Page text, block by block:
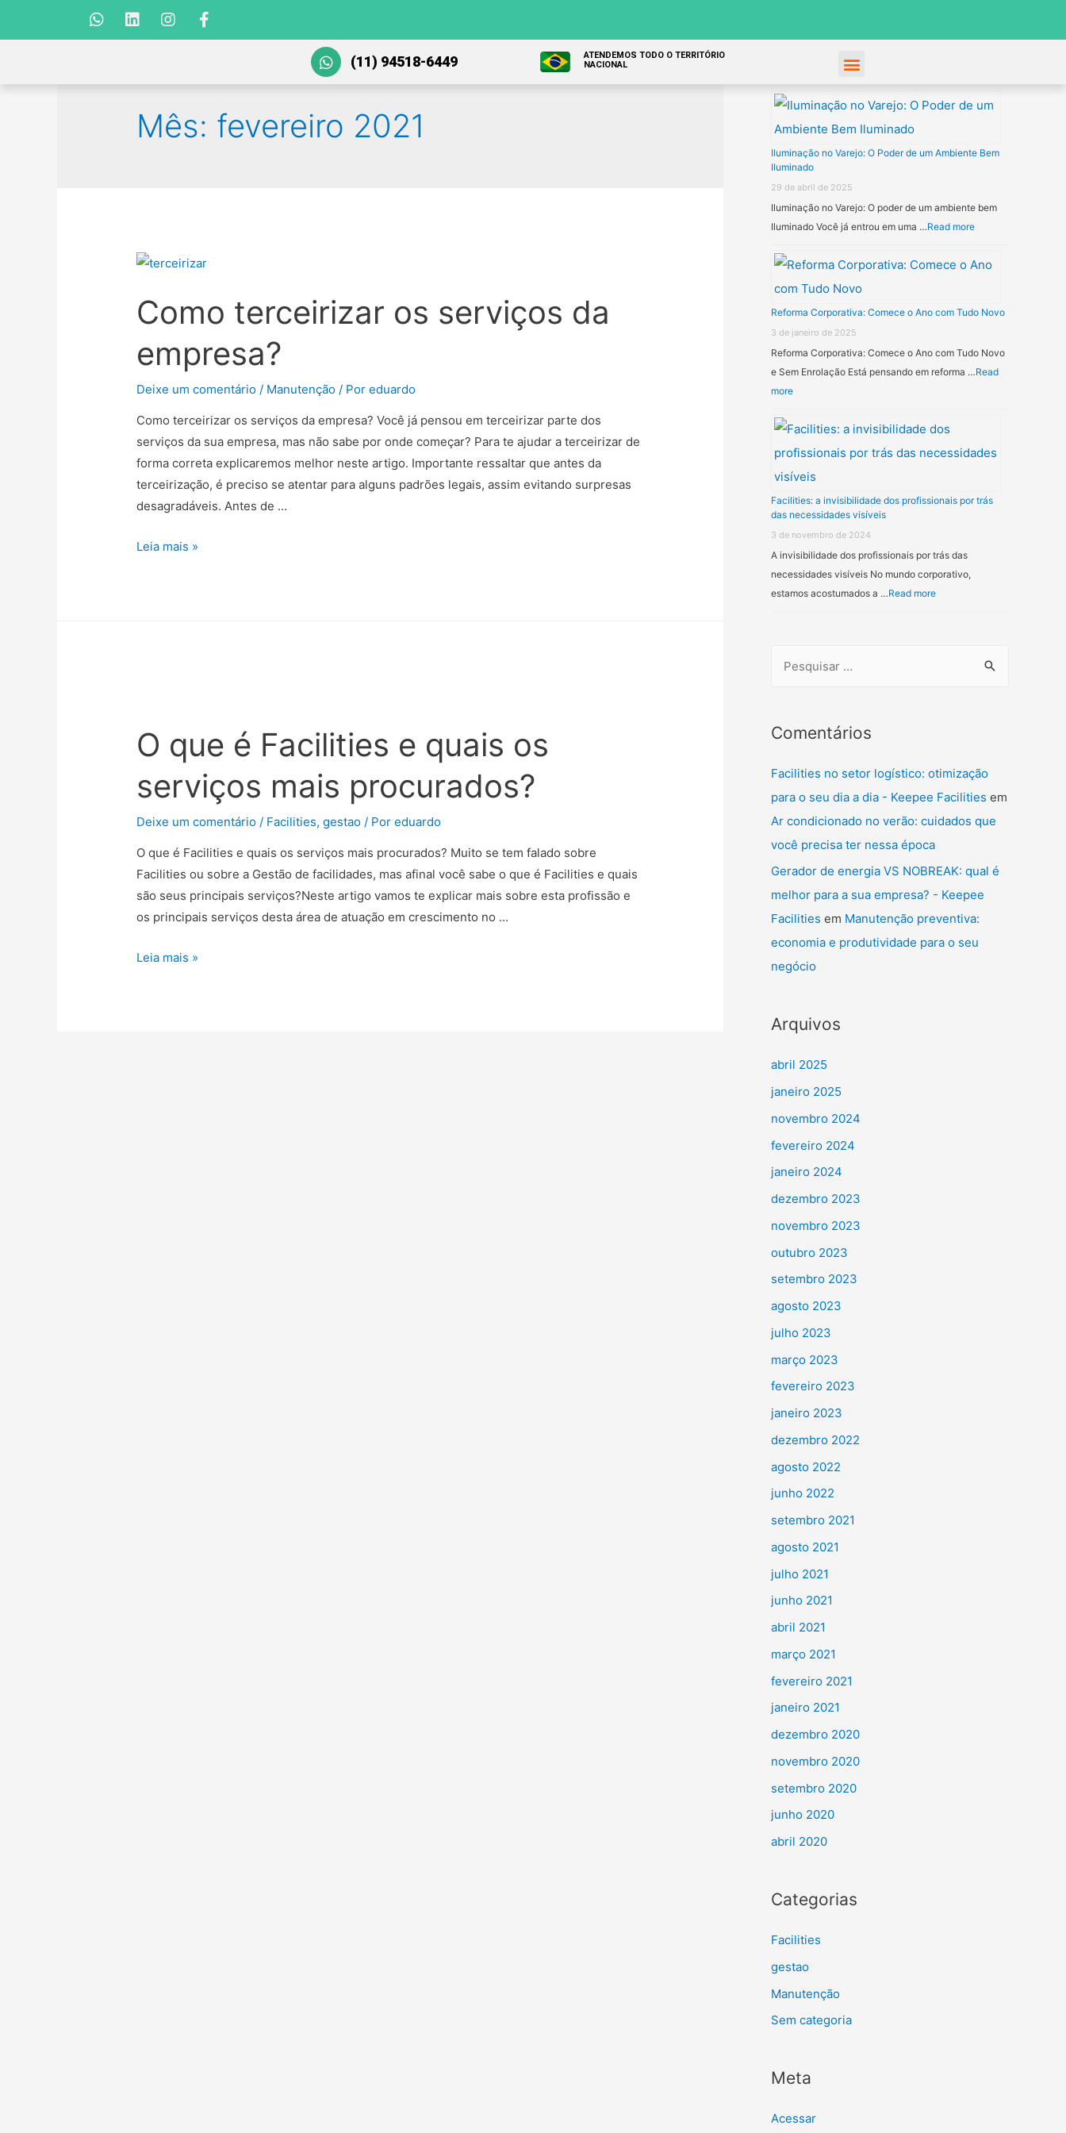
(11) 94518-6449
ATENDEMOS TODO O TERRITÓRIO
NACIONAL
Mês: fevereiro 2021
Como terceirizar os serviços da
empresa?
Deixe um comentário / Manutenção / Poreduardo
Como terceirizar os serviços da empresa? Você já pensou em terceirizar parte dos
serviços da sua empresa, mas não sabe por onde começar? Para te ajudar a terceirizar de
forma correta explicaremos melhor neste artigo. Importante ressaltar que antes da
terceirização, é preciso se atentar para alguns padrões legais, assim evitando surpresas
desagradáveis. Antes de …
Leia mais »
O que é Facilities e quais os
serviços mais procurados?
Deixe um comentário / Facilities,gestao / Poreduardo
O que é Facilities e quais os serviços mais procurados? Muito se tem falado sobre
Facilities ou sobre a Gestão de facilidades, mas afinal você sabe o que é Facilities e quais
são seus principais serviços?Neste artigo vamos te explicar mais sobre esta profissão e
os principais serviços desta área de atuação em crescimento no …
Leia mais »
Recent Posts
Iluminação no Varejo: O Poder de um Ambiente Bem
Iluminado
29 de abril de 2025
Iluminação no Varejo: O poder de um ambiente bem
Iluminado Você já entrou em uma …Read more
Reforma Corporativa: Comece o Ano com Tudo Novo
3 de janeiro de 2025
Reforma Corporativa: Comece o Ano com Tudo Novo
e Sem Enrolação Está pensando em reforma …Read
more
Facilities: a invisibilidade dos profissionais por trás
das necessidades visíveis
3 de novembro de 2024
A invisibilidade dos profissionais por trás das
necessidades visíveis No mundo corporativo,
estamos acostumados a …Read more
Comentários
Facilities no setor logístico: otimização
para o seu dia a dia - Keepee Facilities em
Ar condicionado no verão: cuidados que
você precisa ter nessa época
Gerador de energia VS NOBREAK: qual é
melhor para a sua empresa? - Keepee
Facilities em Manutenção preventiva:
economia e produtividade para o seu
negócio
Arquivos
abril 2025
janeiro 2025
novembro 2024
fevereiro 2024
janeiro 2024
dezembro 2023
novembro 2023
outubro 2023
setembro 2023
agosto 2023
julho 2023
março 2023
fevereiro 2023
janeiro 2023
dezembro 2022
agosto 2022
junho 2022
setembro 2021
agosto 2021
julho 2021
junho 2021
abril 2021
março 2021
fevereiro 2021
janeiro 2021
dezembro 2020
novembro 2020
setembro 2020
junho 2020
abril 2020
Categorias
Facilities
gestao
Manutenção
Sem categoria
Meta
Acessar